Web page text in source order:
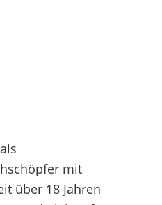
mit
über 18 Jahren